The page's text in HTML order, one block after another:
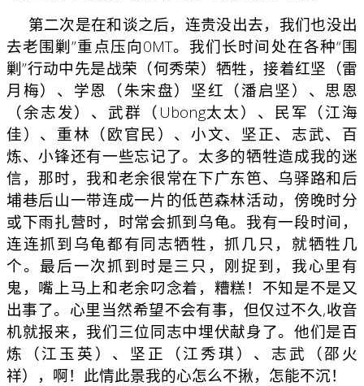
第二次是在和谈之后，连贵没出去，我们也没出
去老围剿”重点压向0MT。我们长时间处在各种“围
剿”行动中先是战荣（何秀荣）牺牲，接着红坚（雷
月梅）、学恩（朱宋盘）坚红（潘启坚）、思恩
（余志发）、武群（Ubong太太）、民军（江海
佳）、重林（欧官民）、小文、坚正、志武、百
炼、小锋还有一些忘记了。太多的牺牲造成我的迷
信，那时，我和老余很常在下广东笆、乌驿路和后
埔巷后山一带连成一片的低芭森林活动，傍晚时分
或下雨扎营时，时常会抓到乌龟。我有一段时间，
连连抓到乌龟都有同志牺牲，抓几只，就牺牲几
个。最后一次抓到时是三只，刚捉到，我心里有
鬼，嘴上马上和老余叼念着，糟糕！不知是不是又
出事了。心里当然希望不会有事，但仅过不久,收音
机就报来，我们三位同志中埋伏献身了。他们是百
炼（江玉英）、坚正（江秀琪）、志武（邵火
祥），啊！此情此景我的心怎么不揪，怎能不沉！